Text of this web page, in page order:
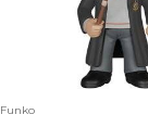
Funko